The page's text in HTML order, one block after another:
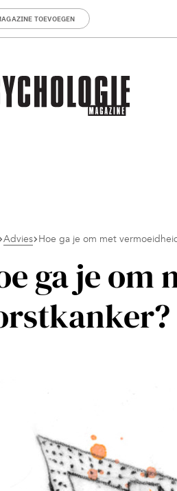
TOEVOEGEN
Advies Hoe ga je om met
ga je om